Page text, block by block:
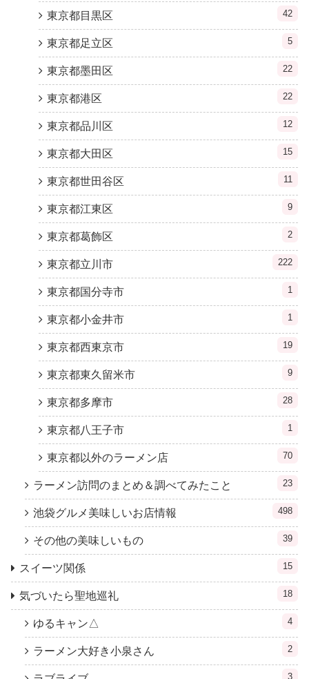
東京都目黒区 42
東京都足立区 5
東京都墨田区 22
東京都港区 22
東京都品川区 12
東京都大田区 15
東京都世田谷区 11
東京都江東区 9
東京都葛飾区 2
東京都立川市 222
東京都国分寺市 1
東京都小金井市 1
東京都西東京市 19
東京都東久留米市 9
東京都多摩市 28
東京都八王子市 1
東京都以外のラーメン店 70
ラーメン訪問のまとめ＆調べてみたこと 23
池袋グルメ美味しいお店情報 498
その他の美味しいもの 39
スイーツ関係 15
気づいたら聖地巡礼 18
ゆるキャン△ 4
ラーメン大好き小泉さん 2
3